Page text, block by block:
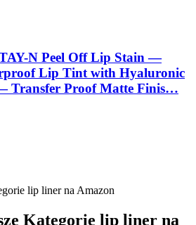
N Peel Off Lip Stain —
Lip Tint with Hyaluronic
Transfer Proof Matte Finis…
lip liner na Amazon
Kategorie lip liner na